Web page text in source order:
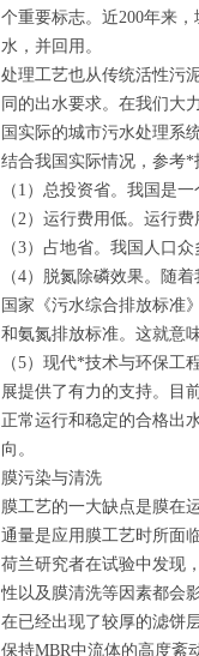
个重要标志。近200年来
水，并回用。
处理工艺也从传统活性污
同的出水要求。在我们大
国实际的城市污水处理系
结合我国实际情况，参考
（1）总投资省。我国是
（2）运行费用低。运行
（3）占地省。我国人口
（4）脱氮除磷效果。随
国家《污水综合排放标准
和氨氮排放标准。这就意
（5）现代*技术与环保
展提供了有力的支持。目
正常运行和稳定的合格出
向。
膜污染与清洗
膜工艺的一大缺点是膜在
通量是应用膜工艺时所面
荷兰研究者在试验中发现
性以及膜清洗等因素都会
在已经出现了较厚的滤饼
保持MBR中流体的高度紊